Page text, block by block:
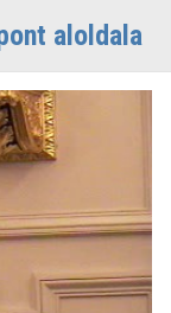
aloldala